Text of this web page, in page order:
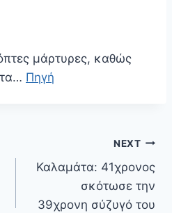
μάρτυρες, καθώς
Πηγή
NEXT
Καλαμάτα: 41χρονος
σκότωσε την
39χρονη σύζυγό του